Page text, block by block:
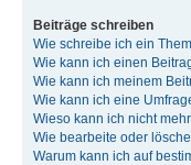
Beiträge schreiben
Wie schreibe ich ein
Wie kann ich einen
Wie kann ich meinem
Wie kann ich eine
Wieso kann ich nicht
Wie bearbeite oder
Warum kann ich auf